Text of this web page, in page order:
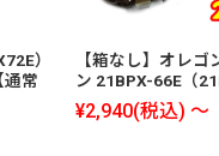
）
通常
【箱なし】オレゴ
ン 21BPX-66E（
¥2,940(税込) ～